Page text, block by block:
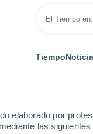
elaborado por
las siguientes
Tiempo